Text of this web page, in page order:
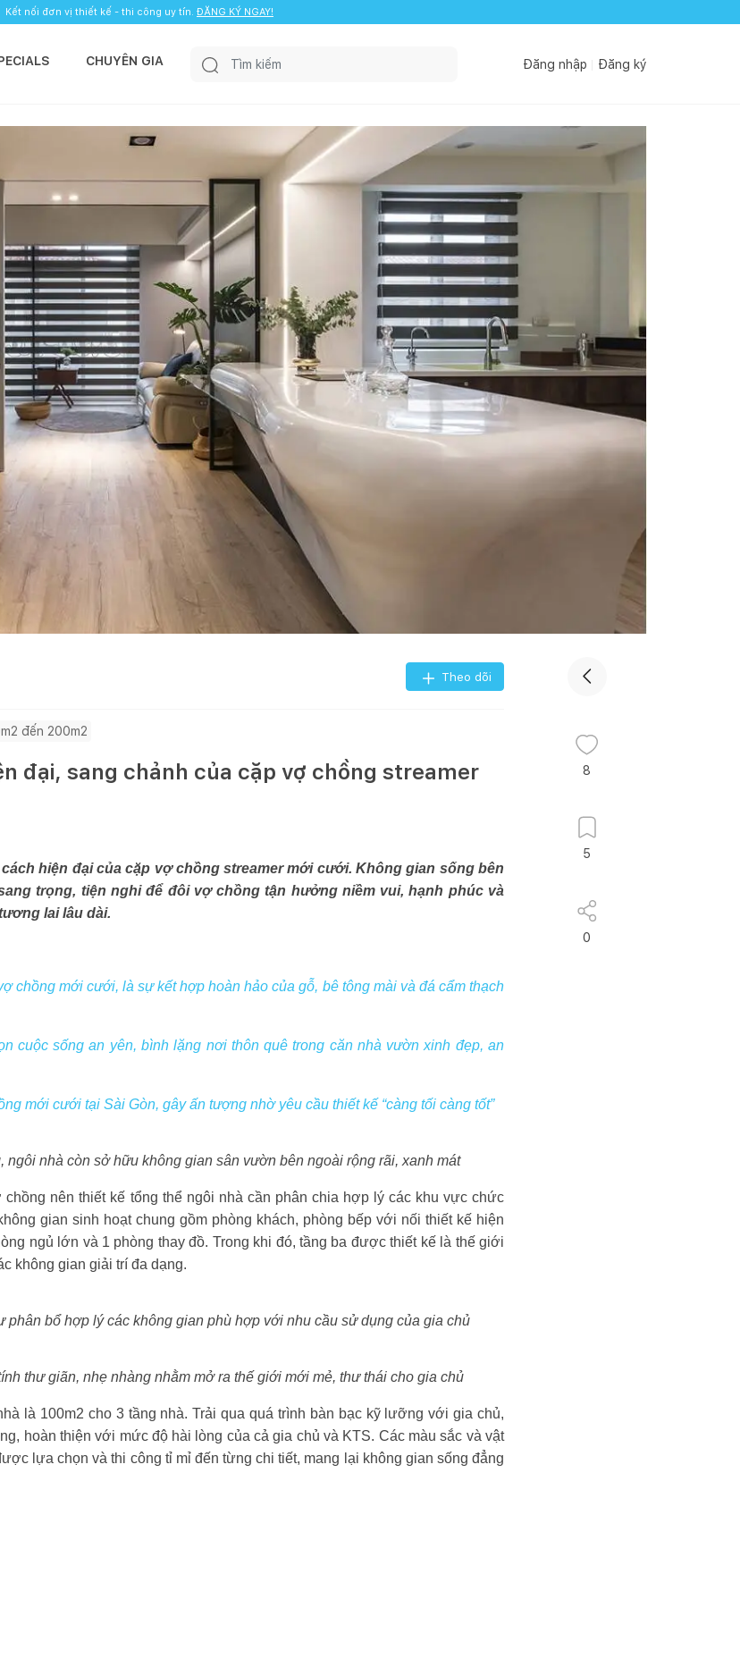
Kết nối đơn vị thiết kế - thi công uy tín. ĐĂNG KÝ NGAY!
CHUYÊN GIA Đăng nhập Đăng ký
Theo dõi
đến 200m2
đại, sang chảnh của cặp vợ chồng streamer
hiện đại của cặp vợ chồng streamer mới cưới. Không gian sống bên
trọng, tiện nghi để đôi vợ chồng tận hưởng niềm vui, hạnh phúc và
lai lâu dài.
chồng mới cưới, là sự kết hợp hoàn hảo của gỗ, bê tông mài và đá cẩm thạch
cuộc sống an yên, bình lặng nơi thôn quê trong căn nhà vườn xinh đẹp, an
mới cưới tại Sài Gòn, gây ấn tượng nhờ yêu cầu thiết kế “càng tối càng tốt”
ngôi nhà còn sở hữu không gian sân vườn bên ngoài rộng rãi, xanh mát
nên thiết kế tổng thể ngôi nhà cần phân chia hợp lý các khu vực chức
gian sinh hoạt chung gồm phòng khách, phòng bếp với nối thiết kế hiện
ngủ lớn và 1 phòng thay đồ. Trong khi đó, tầng ba được thiết kế là thế giới
không gian giải trí đa dạng.
phân bổ hợp lý các không gian phù hợp với nhu cầu sử dụng của gia chủ
thư giãn, nhẹ nhàng nhằm mở ra thế giới mới mẻ, thư thái cho gia chủ
là 100m2 cho 3 tầng nhà. Trải qua quá trình bàn bạc kỹ lưỡng với gia chủ,
hoàn thiện với mức độ hài lòng của cả gia chủ và KTS. Các màu sắc và vật
lựa chọn và thi công tỉ mỉ đến từng chi tiết, mang lại không gian sống đẳng
8
5
0